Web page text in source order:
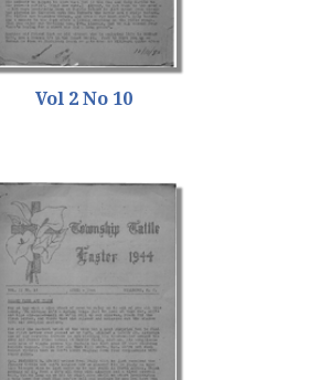
Vol 2 No 10